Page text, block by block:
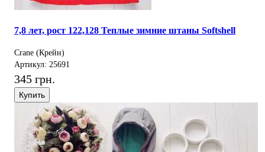
7,8 лет, рост 122,128 Теплые зимние штаны Softshell
Crane (Крейн)
Артикул: 25691
345 грн.
Купить